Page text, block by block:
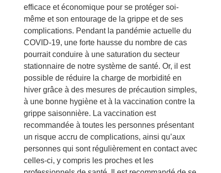
efficace et économique pour se protéger soi-
même et son entourage de la grippe et de ses
complications. Pendant la pandémie actuelle du
COVID-19, une forte hausse du nombre de cas
pourrait conduire à une saturation du secteur
stationnaire de notre système de santé. Or, il est
possible de réduire la charge de morbidité en
hiver grâce à des mesures de précaution simples,
à une bonne hygiène et à la vaccination contre la
grippe saisonnière. La vaccination est
recommandée à toutes les personnes présentant
un risque accru de complications, ainsi qu’aux
personnes qui sont régulièrement en contact avec
celles-ci, y compris les proches et les